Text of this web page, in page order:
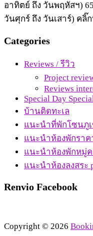
อาทิตย์ ถึง วันพฤหัสฯ)
วันศุกร์ ถึง วันเสาร์) คลิ๊
Categories
Reviews / รีวิว
Project
Reviews
Special Day
บ้านติดทะเล
แนะนำที่พักโซนภู
แนะนำห้องพักราค
แนะนำห้องพักหมู่
แนะนำห้องลงสระ
Renvio Facebook
Copyright © 2026